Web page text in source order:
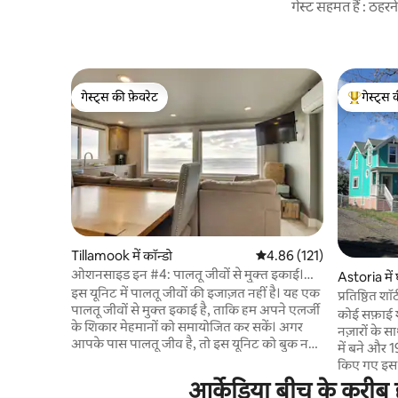
गेस्ट सहमत हैं :
गेस्ट्स की फ़ेवरेट
गेस्ट्स की फ़ेवरेट
Tillamook में कॉन्डो औसत रेटिंग 5 में से 4.86, 121
4.86 (121)
ओशनसाइड इन #4: पालतू जीवों से मुक्त इकाई।
पालतू जीवों को लाने की इजाज़त नहीं है।
इस यूनिट में पालतू जीवों की इजाज़त नहीं है। यह एक
पालतू जीवों से मुक्त इकाई है, ताकि हम अपने एलर्जी
के शिकार मेहमानों को समायोजित कर सकें। अगर
आपके पास पालतू जीव है, तो इस यूनिट को बुक न
ओशनफ़्रंट कॉन्डो, जिसमें 4 मेहमान सो रहे हैं और
समुद्र तट का सीधा नज़ारा देख रहे हैं। सुविधाओं में
गेस्ट्स का
गेस्ट्स
Astoria में
प्रतिष्ठित
कोई सफ़ाई
नज़ारों के
में बने और
किए गए इस
आधुनिक सुविधाएँ
आर्केडिया बीच के करीब